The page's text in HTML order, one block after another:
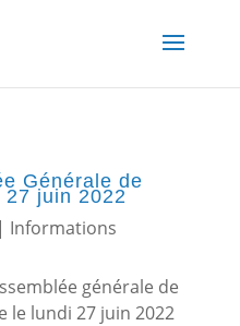
Générale de
27 juin 2022
Informations
générale de
le lundi 27 juin 2022